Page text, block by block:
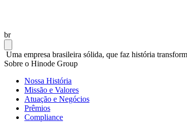
br
Uma empresa brasileira sólida, que faz história
Sobre o Hinode Group
Nossa História
Missão e Valores
Atuação e Negócios
Prêmios
Compliance